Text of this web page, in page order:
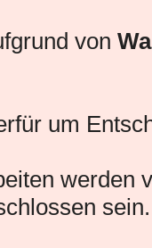
von
um
werden
sein.